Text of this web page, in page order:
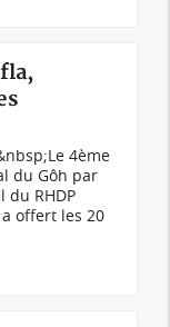
4ème
du Gôh par
RHDP
offert les 20